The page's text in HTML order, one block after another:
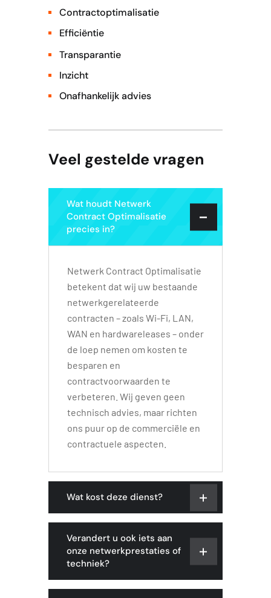
Contractoptimalisatie
Efficiëntie
Transparantie
Inzicht
Onafhankelijk advies
Veel gestelde vragen
Wat houdt Netwerk
Contract Optimalisatie
precies in?
Netwerk Contract Optimalisatie
betekent dat wij uw bestaande
netwerkgerelateerde
contracten – zoals Wi-Fi, LAN,
WAN en hardwareleases – onder
de loep nemen om kosten te
besparen en
contractvoorwaarden te
verbeteren. Wij geven geen
technisch advies, maar richten
ons puur op de commerciële en
contractuele aspecten.
Wat kost deze dienst?
Verandert u ook iets aan
onze netwerkprestaties of
techniek?